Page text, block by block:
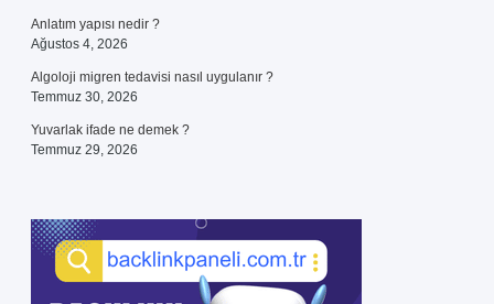
Anlatım yapısı nedir ?
Ağustos 4, 2026
Algoloji migren tedavisi nasıl uygulanır ?
Temmuz 30, 2026
Yuvarlak ifade ne demek ?
Temmuz 29, 2026